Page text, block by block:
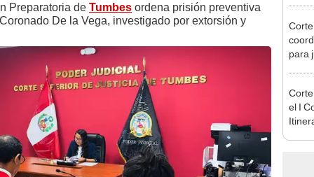
Preparatoria de Tumbes ordena prisión preventiva
De la Vega, investigado por extorsión y
para
el I